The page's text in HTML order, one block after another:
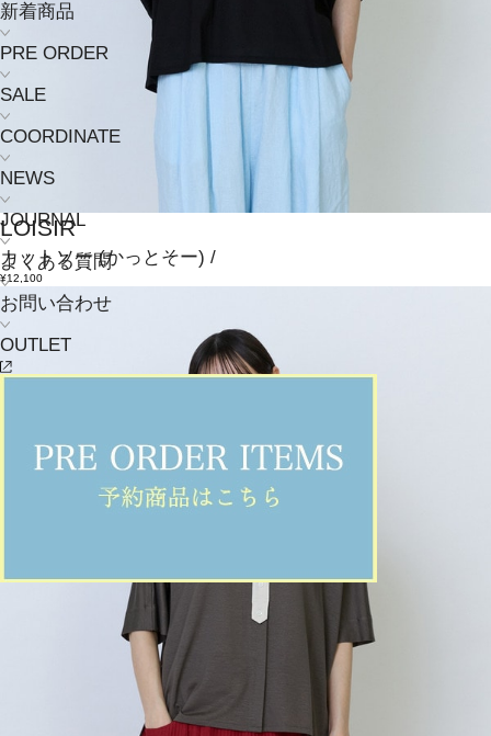
新着商品
PRE ORDER
SALE
COORDINATE
NEWS
JOURNAL
よくある質問
お問い合わせ
OUTLET
LOISIR
カットソー(かっとそー) /
¥12,100